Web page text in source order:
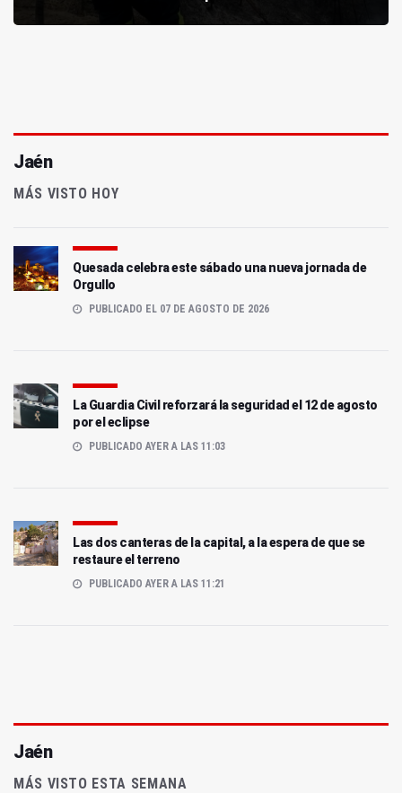
Jaén
MÁS VISTO HOY
Quesada celebra este sábado una nueva jornada de
Orgullo
PUBLICADO EL 07 DE AGOSTO DE 2026
La Guardia Civil reforzará la seguridad el 12 de agosto
por el eclipse
PUBLICADO AYER A LAS 11:03
Las dos canteras de la capital, a la espera de que se
restaure el terreno
PUBLICADO AYER A LAS 11:21
Jaén
MÁS VISTO ESTA SEMANA